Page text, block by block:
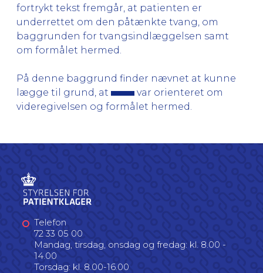
fortrykt tekst fremgår, at patienten er
underrettet om den påtænkte tvang, om
baggrunden for tvangsindlæggelsen samt
om formålet hermed.
På denne baggrund finder nævnet at kunne
lægge til grund, at
var orienteret om
videregivelsen og formålet hermed.
Telefon
72 33 05 00
Mandag, tirsdag, onsdag og fredag: kl. 8.00 -
14.00
Torsdag: kl. 8.00-16.00